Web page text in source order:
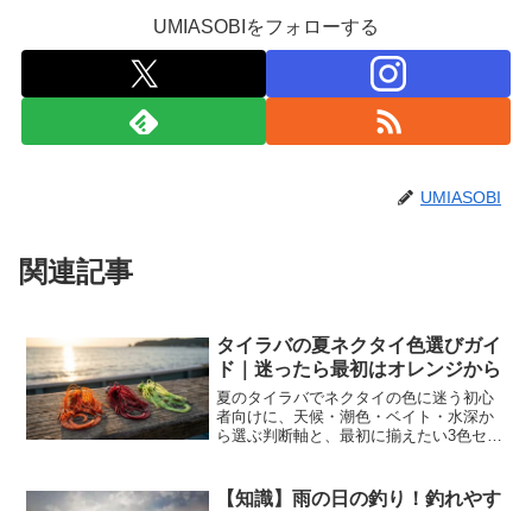
UMIASOBIをフォローする
UMIASOBI
関連記事
タイラバの夏ネクタイ色選びガイ
ド｜迷ったら最初はオレンジから
夏のタイラバでネクタイの色に迷う初心
者向けに、天候・潮色・ベイト・水深か
ら選ぶ判断軸と、最初に揃えたい3色セッ
先に形を見る考え方も解説します。
【知識】雨の日の釣り！釣れやす